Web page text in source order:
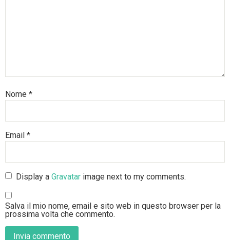
Nome *
Email *
Display aGravatar image next to my comments.
Salva il mio nome, email e sito web in questo browser per la
prossima volta che commento.